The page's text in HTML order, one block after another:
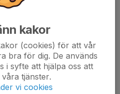
kakor
(cookies) för att vår
bra för dig. De används
i syfte att hjälpa oss att
tjänster.
vi cookies